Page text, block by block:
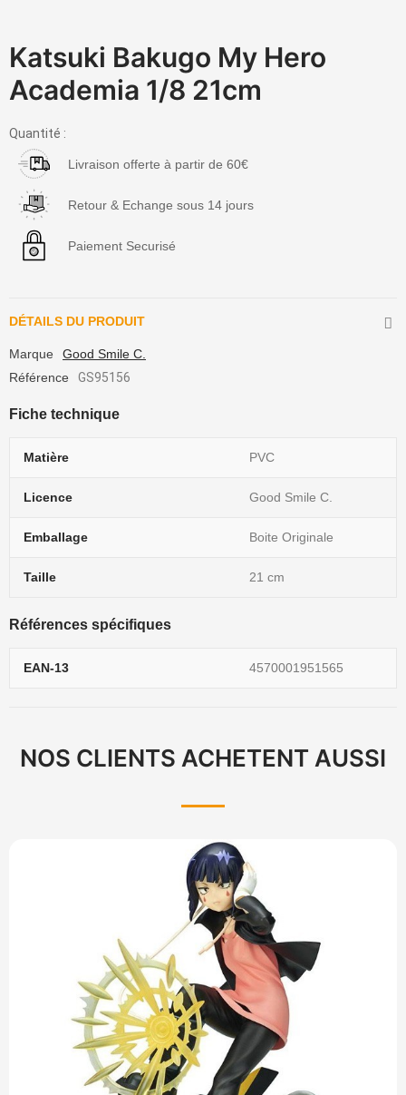
Katsuki Bakugo My Hero
Academia 1/8 21cm
Quantité :
Livraison offerte à partir de 60€
Retour & Echange sous 14 jours
Paiement Securisé
DÉTAILS DU PRODUIT
Marque
Good Smile C.
Référence
GS95156
Fiche technique
Matière PVC
Licence Good Smile C.
Emballage Boite Originale
Taille 21 cm
Références spécifiques
EAN-13 4570001951565
NOS CLIENTS ACHETENT AUSSI